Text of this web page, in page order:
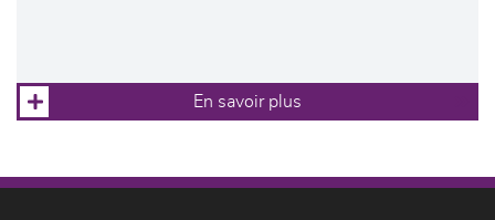
En savoir plus